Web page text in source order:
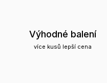
Výhodné balení
více kusů lepší cena